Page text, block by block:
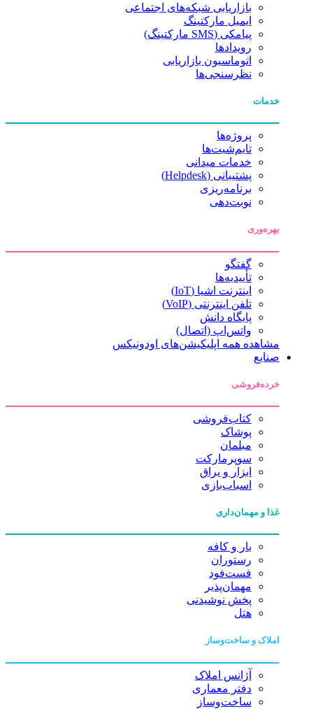
بازاریابی شبکه‌های اجتماعی
ایمیل مارکتینگ
پیامکی (SMS مارکتینگ)
رویدادها
اتوماسیون بازاریابی
نظرسنجی‌ها
خدمات
پروژه‌ها
تایم‌شیت‌ها
خدمات میدانی
پشتیبانی (Helpdesk)
برنامه‌ریزی
نوبت‌دهی
بهره‌وری
گفتگو
تأییدیه‌ها
اینترنت اشیا (IoT)
تلفن اینترنتی (VoIP)
پایگاه دانش
واتس‌اپ (اتصال)
مشاهده همه اپلیکیشن‌های اودونیکس
صنایع
خرده‌فروشی
کتاب‌فروشی
پوشاک
مبلمان
سوپرمارکت
ابزار و یراق
اسباب‌بازی
غذا و مهمان‌داری
بار و کافه
رستوران
فست‌فود
مهمان‌پذیر
پخش نوشیدنی
هتل
املاک و ساخت‌وساز
آژانس املاک
دفتر معماری
ساخت‌وساز